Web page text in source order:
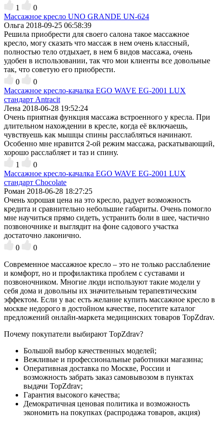
1
0
Массажное кресло UNO GRANDE UN-624
Ольга 2018-09-25 06:58:39
Решила приобрести для своего салона такое массажное
кресло, могу сказать что массаж в нем очень классный,
полностью тело отдыхает, в нем 6 видов массажа, очень
удобен в использовании, так что мои клиенты все довольные
так, что советую его приобрести.
0
0
Массажное кресло-качалка EGO WAVE EG-2001 LUX
стандарт Antracit
Лена 2018-06-28 19:52:24
Очень приятная функция массажа встроенного у кресла. При
длительном нахождении в кресле, когда её включаешь,
чувствуешь как мышцы спины расслабляться начинают.
Особенно мне нравится 2-ой режим массажа, раскатывающий,
хорошо расслабляет и таз и спину.
1
0
Массажное кресло-качалка EGO WAVE EG-2001 LUX
стандарт Chocolate
Роман 2018-06-28 18:27:25
Очень хорошая цена на это кресло, радует возможность
кредита и сравнительно небольшие габариты. Очень помогло
мне научиться прямо сидеть, устранить боли в шее, частично
позвоночнике и выглядит на фоне садового участка
достаточно лаконично.
0
0
Современное массажное кресло – это не только расслабление
и комфорт, но и профилактика проблем с суставами и
позвоночником. Многие люди используют такие модели у
себя дома и довольны их значительным терапевтическим
эффектом. Если у вас есть желание купить массажное кресло в
москве недорого в достойном качестве, посетите каталог
предложений онлайн-маркета медицинских товаров TopZdrav.
Почему покупатели выбирают TopZdrav?
Большой выбор качественных моделей;
Вежливые и профессиональные работники магазина;
Оперативная доставка по Москве, России и
возможность забрать заказ самовывозом в пунктах
выдачи TopZdrav;
Гарантия высокого качества;
Демократичная ценовая политика и возможность
экономить на покупках (распродажа товаров, акция)